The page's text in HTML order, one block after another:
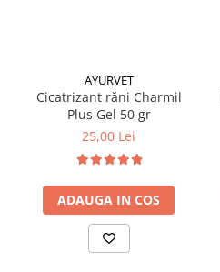
AYURVET
Cicatrizant răni Charmil
Plus Gel 50 gr
25,00 Lei
ADAUGA IN COS